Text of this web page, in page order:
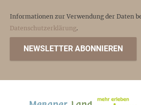
Informationen zur Verwendung der Daten
Datenschutzerklärung.
NEWSLETTER ABONNIEREN